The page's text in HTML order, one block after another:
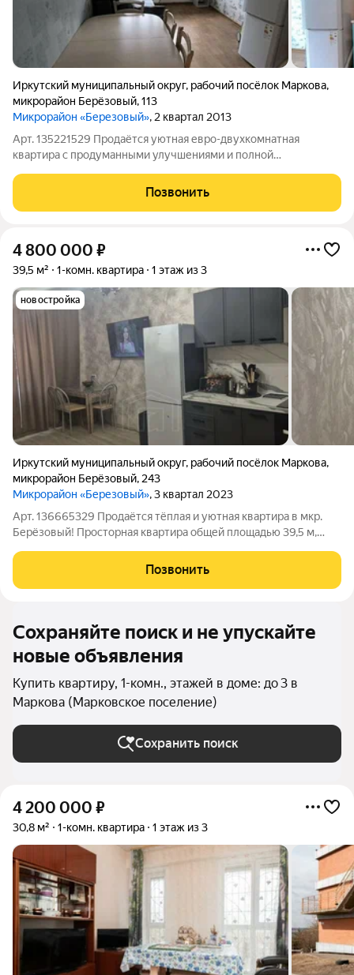
Иркутский муниципальный округ, рабочий посёлок Маркова,
микрорайон Берёзовый,113
Микрорайон «Березовый», 2 квартал 2013
Арт. 135221529 Продаётся уютная евро-двухкомнатная
квартира с продуманными улучшениями и полной
комфортной жизни? Эта квартира для вас! О квартире: Общая
площадь 45.6 м (39.6 м квартира + 6 м
Позвонить
4 800 000 ₽
39,5 м² 1-комн. квартира 1 этаж из 3
новостройка
Иркутский муниципальный округ, рабочий посёлок Маркова,
микрорайон Берёзовый, 243
Микрорайон «Березовый», 3 квартал 2023
Арт. 136665329 Продаётся тёплая и уютная квартира в мкр.
Берёзовый! Пpосторная квapтиpa общей площадью 39,5 м,
собственник (никто не прописан). Квартира без обременений,
арестов и задолженностей по
Позвонить
Сохраняйте поиск и не упускайте
новые объявления
Купить квартиру, 1-комн., этажей в доме: до 3 в
Маркова (Марковское поселение)
Сохранить поиск
4 200 000 ₽
30,8 м² 1-комн. квартира 1 этаж из 3